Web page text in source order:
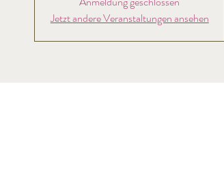
Jetzt andere Veranstaltungen ansehen